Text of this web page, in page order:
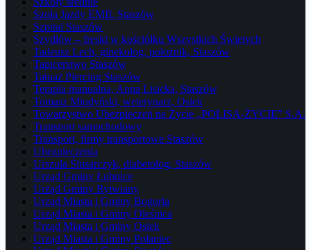
Szoła Jazdy EMIL Staszów
Szpital Staszów
Szydłów – freski w kościółku Wszystkich Świetych
Tadeusz Lech, ginekolog, położnik, Staszów
Tapicerstwo Staszów
Tatuaż Piercing Staszów
Terapia manualna, Anna Lisicka, Staszów
Tomasz Miodyński, weterynarz, Osiek
Towarzystwo Ubezpieczeń na Życie „POLISA-ŻYCIE” S.A.
Transport samochodowy
Transport, firmy transportowe Staszów
Ubezpieczenia
Urszula Ślusarczyk, diabetolog, Staszów
Urząd Gminy Łubnice
Urząd Gminy Rytwiany
Urząd Miasta i Gminy Bogoria
Urząd Miasta i Gminy Oleśnica
Urząd Miasta i Gminy Osiek
Urząd Miasta i Gminy Połaniec